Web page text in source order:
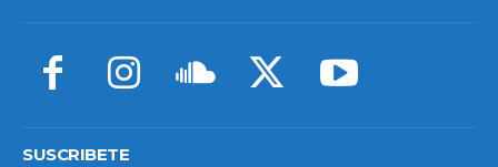
SUSCRIBETE